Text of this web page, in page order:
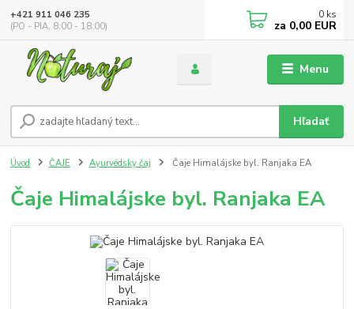
Menu
Hľadať
+421 911 046 235
(PO - PIA, 8:00 - 18:00)
0 ks
za 0,00 EUR
Úvod ČAJE Ayurvédsky čaj Čaje Himalájske byl. Ranjaka EA
Čaje Himalájske byl. Ranjaka EA